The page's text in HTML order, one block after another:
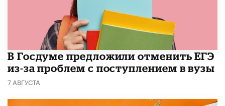
В Госдуме предложили отменить ЕГЭ
из-за проблем с поступлением в вузы
7 АВГУСТА